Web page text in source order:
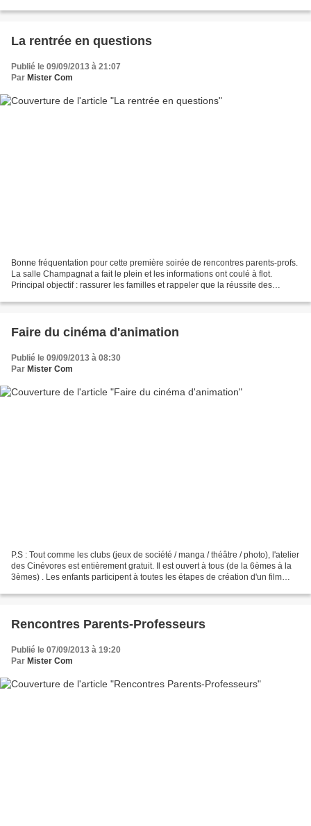
La rentrée en questions
Publié le 09/09/2013 à 21:07
Par Mister Com
Bonne fréquentation pour cette première soirée de rencontres parents-profs.
La salle Champagnat a fait le plein et les informations ont coulé à flot.
Principal objectif : rassurer les familles et rappeler que la réussite des
Faire du cinéma d'animation
Publié le 09/09/2013 à 08:30
Par Mister Com
P.S : Tout comme les clubs (jeux de société / manga / théâtre / photo), l'atelier
des Cinévores est entièrement gratuit. Il est ouvert à tous (de la 6èmes à la
3èmes) . Les enfants participent à toutes les étapes de création d'un film
Rencontres Parents-Professeurs
Publié le 07/09/2013 à 19:20
Par Mister Com